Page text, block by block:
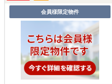
会員様限定物件